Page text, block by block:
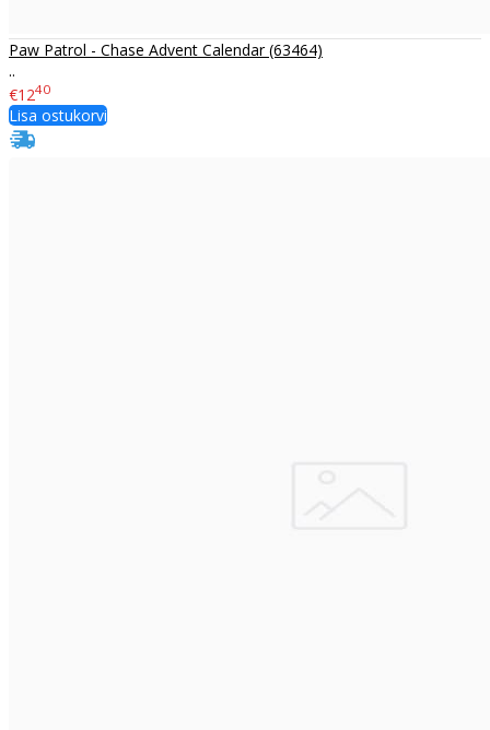
Paw Patrol - Chase Advent Calendar (63464)
..
€1240
Lisa ostukorvi